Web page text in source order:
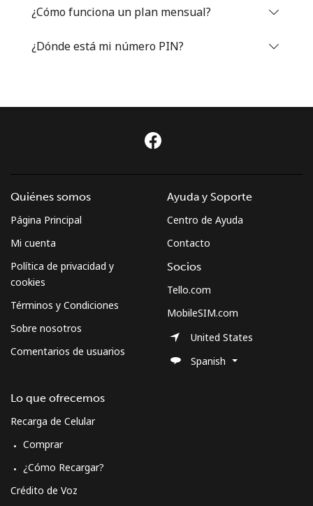
¿Cómo funciona un plan mensual?
¿Dónde está mi número PIN?
Quiénes somos
Página Principal
Mi cuenta
Política de privacidad y
cookies
Términos y Condiciones
Sobre nosotros
Comentarios de usuarios
Lo que ofrecemos
Recarga de Celular
Comprar
¿Cómo Recargar?
Crédito de Voz
Ayuda y Soporte
Centro de Ayuda
Contacto
Socios
Tello.com
MobileSIM.com
United States
Spanish